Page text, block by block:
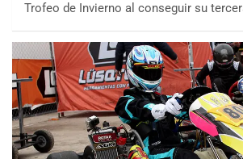
Trofeo de Invierno al conseguir su